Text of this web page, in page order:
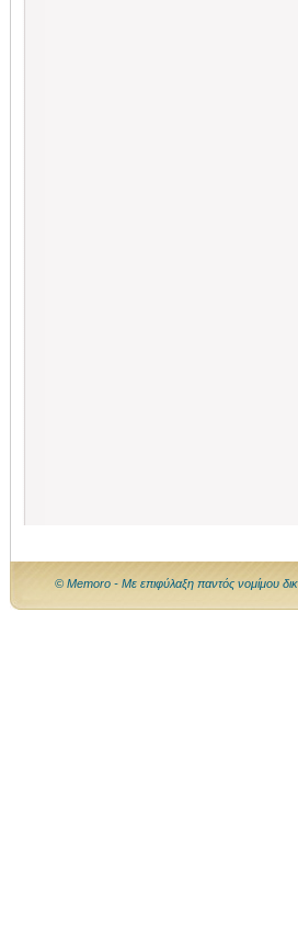
© Memoro - Με επιφύλαξη παντός νομίμου